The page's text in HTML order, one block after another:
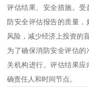
评估结果、安全措施。
防安全评估报告的质量
风险，减少经济上投资的盲
为了确保消防安全评估
关机构进行。评估结果
确责任人和时间节点。